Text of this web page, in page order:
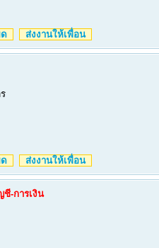
ด ส่งงานให้เพื่อน
ด ส่งงานให้เพื่อน
-การเงิน